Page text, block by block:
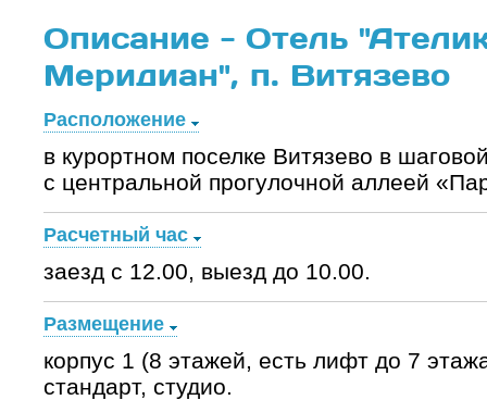
Описание - Отель
Меридиан", п. Витязево
Расположение
в курортном поселке Витязево в
с центральной прогулочной аллеей
Расчетный час
заезд с 12.00, выезд до 10.00.
Размещение
корпус 1 (8 этажей, есть лифт до 7
стандарт, студио.